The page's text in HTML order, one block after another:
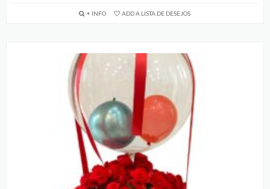
+ INFO ADD A LISTA DE DESEJOS